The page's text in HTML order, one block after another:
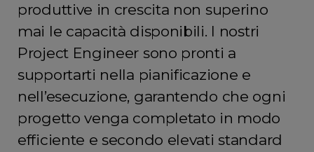
produttive in crescita non superino
mai le capacità disponibili. I nostri
Project Engineer sono pronti a
supportarti nella pianificazione e
nell’esecuzione, garantendo che ogni
progetto venga completato in modo
efficiente e secondo elevati standard